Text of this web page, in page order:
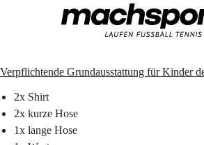
Verpflichtende Grundausstattung für Kinder
2x Shirt
2x kurze Hose
1x lange Hose